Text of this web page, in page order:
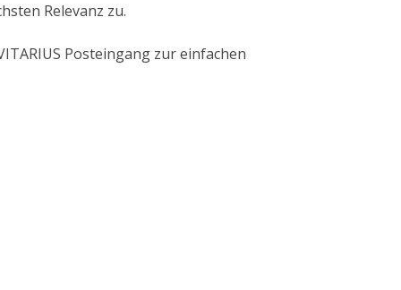
Relevanz zu.
Posteingang zur einfachen